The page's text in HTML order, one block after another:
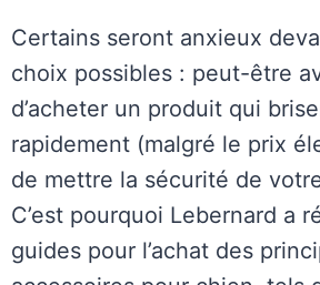
Certains seront anxieux
choix possibles : peut-être
d’acheter un produit qui
rapidement (malgré le prix
de mettre la sécurité de
C’est pourquoi Lebernard a
guides pour l’achat des